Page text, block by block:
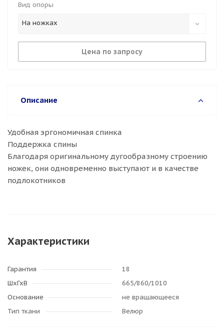
Вид опоры
На ножках
Цена по запросу
Описание
Удобная эргономичная спинка
Поддержка спины
Благодаря оригинальному дугообразному строению
ножек, они одновременно выступают и в качестве
подлокотников
Характеристики
Гарантия
18
ШхГхВ
665/860/1010
Основание
не вращающееся
Тип ткани
Велюр